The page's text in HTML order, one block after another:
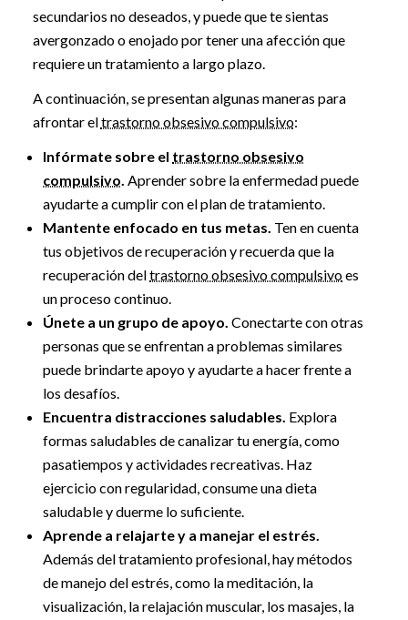
secundarios no deseados, y puede que te sientas
avergonzado o enojado por tener una afección que
requiere un tratamiento a largo plazo.
A continuación, se presentan algunas maneras para
afrontar eltrastorno obsesivo compulsivo:
Infórmate sobre el trastorno obsesivo
compulsivo. Aprender sobre la enfermedad puede
ayudarte a cumplir con el plan de tratamiento.
Mantente enfocado en tus metas. Ten en cuenta
tus objetivos de recuperación y recuerda que la
recuperación deltrastorno obsesivo compulsivoes
un proceso continuo.
Únete a un grupo de apoyo. Conectarte con otras
personas que se enfrentan a problemas similares
puede brindarte apoyo y ayudarte a hacer frente a
los desafíos.
Encuentra distracciones saludables. Explora
formas saludables de canalizar tu energía, como
pasatiempos y actividades recreativas. Haz
ejercicio con regularidad, consume una dieta
saludable y duerme lo suficiente.
Aprende a relajarte y a manejar el estrés.
Además del tratamiento profesional, hay métodos
de manejo del estrés, como la meditación, la
visualización, la relajación muscular, los masajes, la